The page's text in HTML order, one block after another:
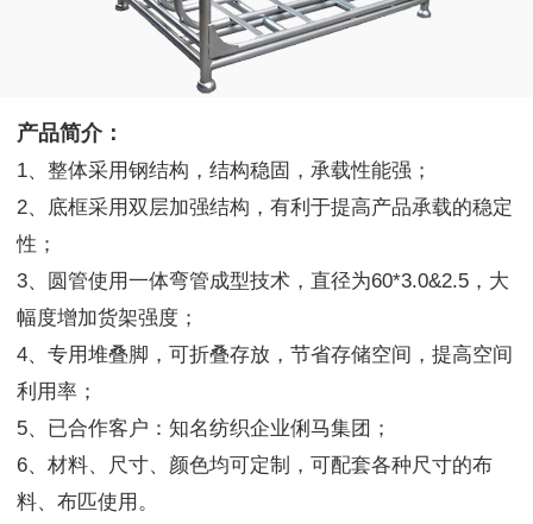
产品简介：
1、整体采用钢结构，结构稳固，承载性能强；
2、底框采用双层加强结构，有利于提高产品承载的稳定
性；
3、圆管使用一体弯管成型技术，直径为60*3.0&2.5，大
幅度增加货架强度；
4、专用堆叠脚，可折叠存放，节省存储空间，提高空间
利用率；
5、已合作客户：知名纺织企业俐马集团；
6、材料、尺寸、颜色均可定制，可配套各种尺寸的布
料、布匹使用。